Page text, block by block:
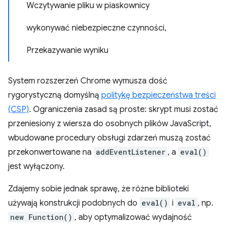
Wczytywanie pliku w piaskownicy
wykonywać niebezpieczne czynności,
Przekazywanie wyniku
System rozszerzeń Chrome wymusza dość
rygorystyczną domyślną politykę bezpieczeństwa treści
(CSP). Ograniczenia zasad są proste: skrypt musi zostać
przeniesiony z wiersza do osobnych plików JavaScript,
wbudowane procedury obsługi zdarzeń muszą zostać
przekonwertowane na addEventListener , a eval()
jest wyłączony.
Zdajemy sobie jednak sprawę, że różne biblioteki
używają konstrukcji podobnych do eval() i eval , np.
new Function() , aby optymalizować wydajność